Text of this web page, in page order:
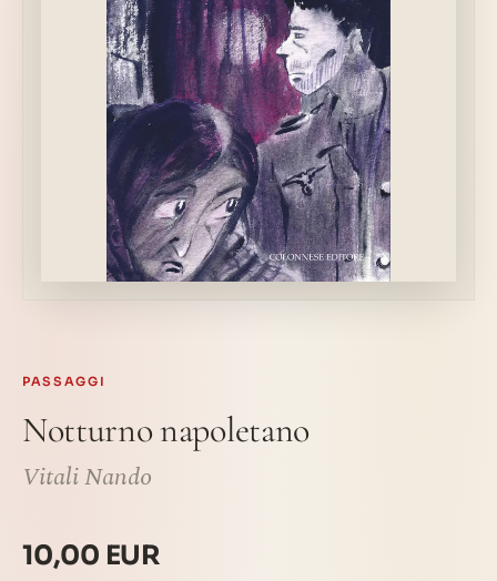
PASSAGGI
Notturno napoletano
Vitali Nando
10,00 EUR